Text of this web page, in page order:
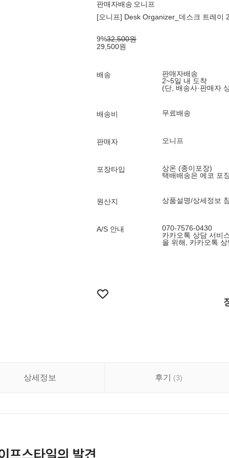
판매자배송 오니프
[오니프] Desk Organizer_데스크 트레이
9%32,500원
29,500원
배송
판매자배송
2~5일 내 도착
(단, 배송사·판매자
배송비 무료배송
판매자 오니프
포장타입
상온 (종이포장)
택배배송은 에코 포
원산지 상품설명/상세정보
A/S 안내
070-7576-0430
카카오톡 상담 서비
을 위해, 카카오톡
상세정보 후기 (3)